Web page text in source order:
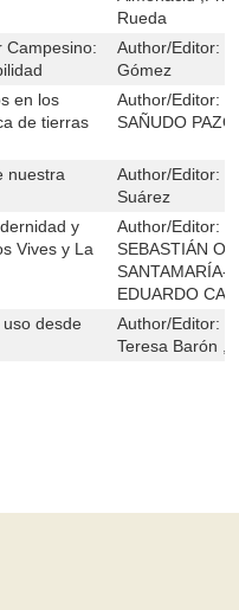
Rueda
Campesino:
Author/Editor:
Gómez
en los
de tierras
Author/Editor:
SAÑUDO
nuestra
Author/Editor:
Suárez
y
Vives y La
Author/Editor:
SEBASTIÁN
SANTAMARÍA-
EDUARDO
desde
Author/Editor:
Teresa Barón